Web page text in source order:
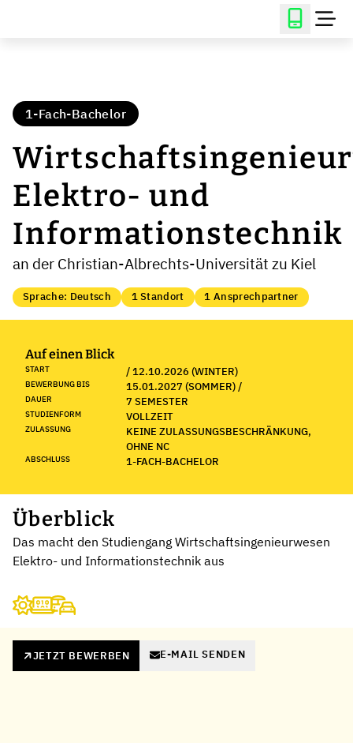
1-Fach-Bachelor
Elektro- und
Informationstechnik
an der Christian-Albrechts-Universität zu Kiel
Sprache: Deutsch 1 Standort 1 Ansprechpartner
Auf einen Blick
START / 12.10.2026 (WINTER)
BEWERBUNG BIS 15.01.2027 (SOMMER) /
DAUER 7 SEMESTER
STUDIENFORM VOLLZEIT
ZULASSUNG
KEINE ZULASSUNGSBESCHRÄNKUNG,
OHNE NC
ABSCHLUSS 1-FACH-BACHELOR
Überblick
Das macht den Studiengang Wirtschaftsingenieurwesen
Elektro- und Informationstechnik aus
JETZT BEWERBEN E-MAIL SENDEN